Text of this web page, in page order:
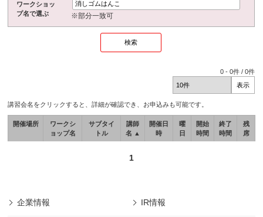
ワークショッ
プ名で選ぶ
※部分一致可
0 -0件 /0件
講習会名をクリックすると、詳細が確認でき、お申込みも可能です。
開催場所
ワークシ
ョップ名
サブタイ
トル
講師
名 ▲
開催日
時
曜
日
開始
時間
終了
時間
残
席
1
企業情報 IR情報